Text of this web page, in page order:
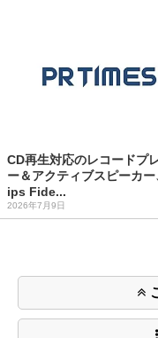
CD再生対応のレコードプ
ー＆アクティブスピーカ
ips Fide...
2026年7月9日